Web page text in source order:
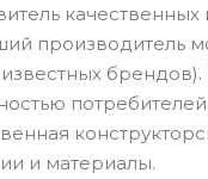
производитель
и материалы.